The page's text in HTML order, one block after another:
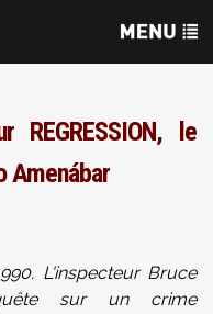
le
Amenábar
L'inspecteur Bruce
sur un crime